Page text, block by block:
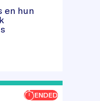
en hun
ENDED